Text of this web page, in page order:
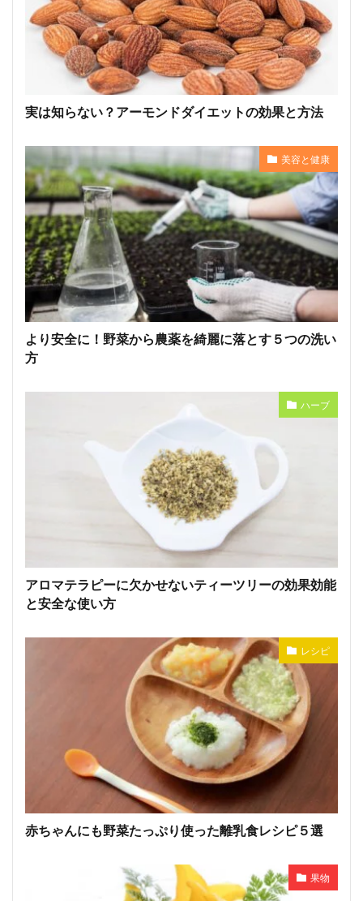
実は知らない？アーモンドダイエットの効果と方法
美容と健康
より安全に！野菜から農薬を綺麗に落とす５つの洗い
方
ハーブ
アロマテラピーに欠かせないティーツリーの効果効能
と安全な使い方
レシピ
赤ちゃんにも野菜たっぷり使った離乳食レシピ５選
果物